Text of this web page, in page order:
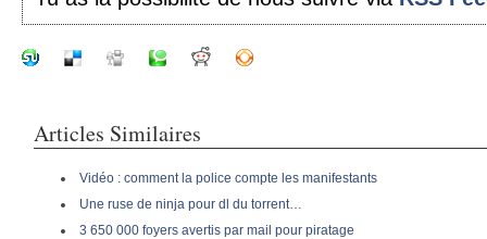
Articles Similaires
Vidéo : comment la police compte les manifestants
Une ruse de ninja pour dl du torrent…
3 650 000 foyers avertis par mail pour piratage